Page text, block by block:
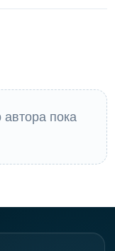
автора пока